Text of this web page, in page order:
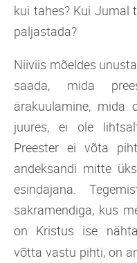
kui tahes? Kui Jumal
paljastada?
Niiviis mõeldes
saada, mida
ärakuulamine, mida
juures, ei ole
Preester ei võta
andeksandi mitte
esindajana.
sakramendiga, kus
on Kristus ise
võtta vastu pihti, on